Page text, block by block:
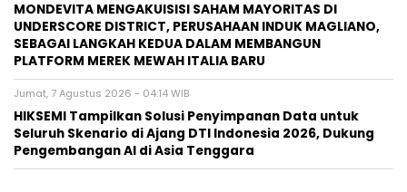
MONDEVITA MENGAKUISISI SAHAM MAYORITAS DI
UNDERSCORE DISTRICT, PERUSAHAAN INDUK MAGLIANO,
SEBAGAI LANGKAH KEDUA DALAM MEMBANGUN
PLATFORM MEREK MEWAH ITALIA BARU
Jumat, 7 Agustus 2026 - 04:14 WIB
HIKSEMI Tampilkan Solusi Penyimpanan Data untuk
Seluruh Skenario di Ajang DTI Indonesia 2026, Dukung
Pengembangan AI di Asia Tenggara